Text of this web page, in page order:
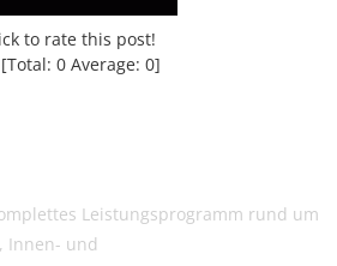
to rate this post!
[Total: 0Average: 0]
Leistungsprogramm rund um
Innen- und